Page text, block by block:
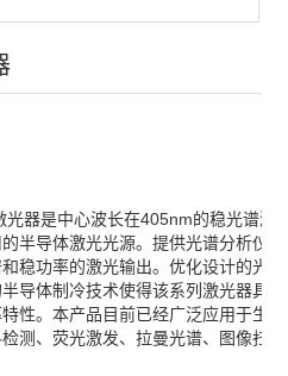
全部 >>
光器是中心波长在405nm的稳光谱激
半导体激光光源。提供光谱分析仪
稳功率的激光输出。优化设计的光
导体制冷技术使得该系列激光器具
性。本产品目前已经广泛应用于生
测、荧光激发、拉曼光谱、图像扫